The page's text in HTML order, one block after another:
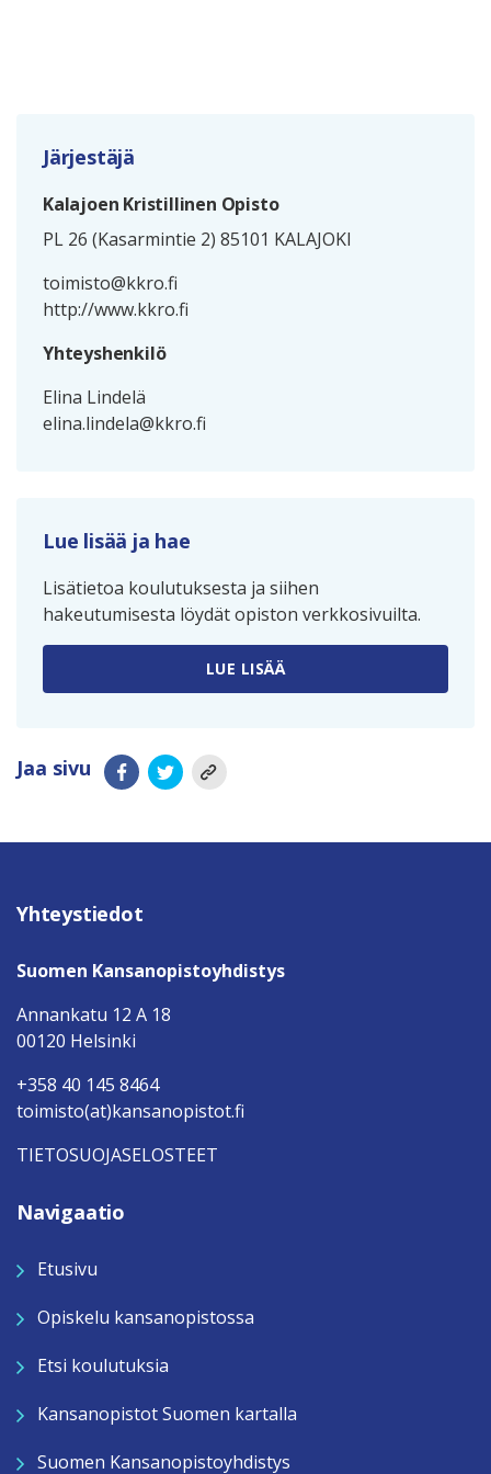
Järjestäjä
Kalajoen Kristillinen Opisto
PL 26 (Kasarmintie 2) 85101 KALAJOKI
toimisto@kkro.fi
http://www.kkro.fi
Yhteyshenkilö
Elina Lindelä
elina.lindela@kkro.fi
Lue lisää ja hae
Lisätietoa koulutuksesta ja siihen
hakeutumisesta löydät opiston verkkosivuilta.
LUE LISÄÄ
Jaa sivu
Yhteystiedot
Suomen Kansanopistoyhdistys
Annankatu 12 A 18
00120 Helsinki
+358 40 145 8464
toimisto(at)kansanopistot.fi
TIETOSUOJASELOSTEET
Navigaatio
Etusivu
Opiskelu kansanopistossa
Etsi koulutuksia
Kansanopistot Suomen kartalla
Suomen Kansanopistoyhdistys